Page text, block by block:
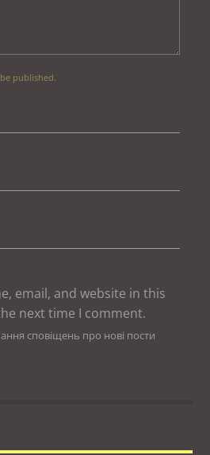
published.
email, and website in this
next time I comment.
сповіщень про нові пости